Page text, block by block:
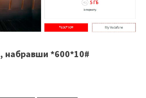
, набравши *600*10#